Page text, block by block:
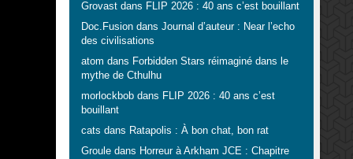
Grovastdans FLIP 2026 : 40 ans c’est bouillant
Doc.Fusiondans Journal d’auteur : Near l’echo
des civilisations
atom dans Forbidden Stars réimaginé dans le
mythe de Cthulhu
morlockbobdans FLIP 2026 : 40 ans c’est
bouillant
cats dans Ratapolis : À bon chat, bon rat
Grouledans Horreur à Arkham JCE : Chapitre